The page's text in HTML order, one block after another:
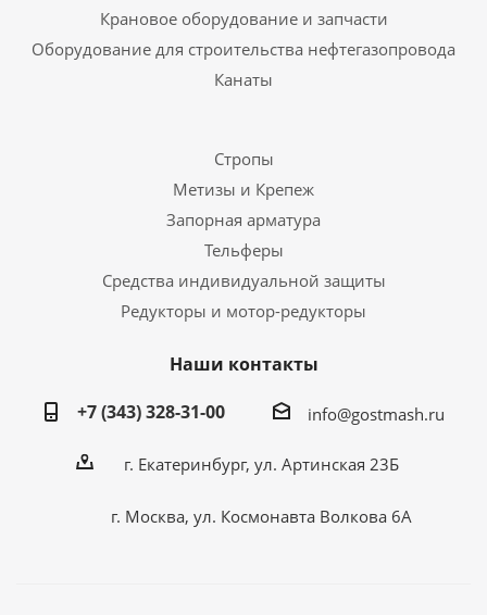
Крановое оборудование и запчасти
Оборудование для строительства нефтегазопровода
Канаты
Стропы
Метизы и Крепеж
Запорная арматура
Тельферы
Средства индивидуальной защиты
Редукторы и мотор-редукторы
Наши контакты
+7 (343) 328-31-00
info@gostmash.ru
г. Екатеринбург, ул. Артинская 23Б
г. Москва, ул. Космонавта Волкова 6А